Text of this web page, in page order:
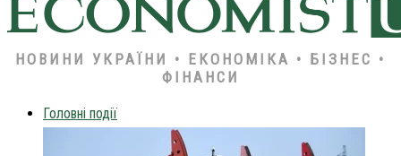
НОВИНИ УКРАЇНИ • ЕКОНОМІКА • БІЗНЕС •
ФІНАНСИ
Головні події